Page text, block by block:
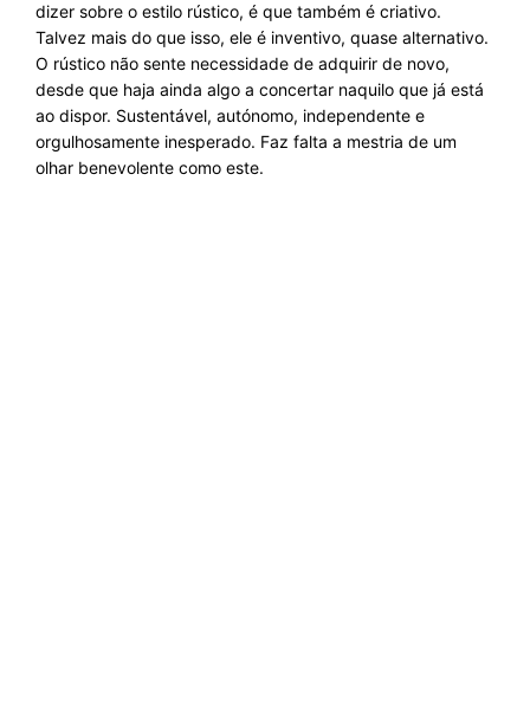
dizer sobre o estilo rústico, é que também é criativo.
Talvez mais do que isso, ele é inventivo, quase alternativo.
O rústico não sente necessidade de adquirir de novo,
desde que haja ainda algo a concertar naquilo que já está
ao dispor. Sustentável, autónomo, independente e
orgulhosamente inesperado. Faz falta a mestria de um
olhar benevolente como este.